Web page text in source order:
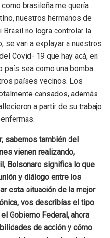
brasileña me quería
nuestros hermanos de
Brasil no logra controlar la
se van a explayar a nuestros
Covid- 19 que hay acá, en
país sea como una bomba
países vecinos. Los
cansados, además
a partir de su trabajo
sabemos también del
vienen realizando,
Bolsonaro significa lo que
y diálogo entre los
esta situación de la mejor
vos describías el tipo
Gobierno Federal, ahora
de acción y cómo